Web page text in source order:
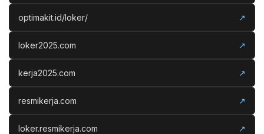
optimakit.id/loker/ ↗
loker2025.com ↗
kerja2025.com ↗
resmikerja.com ↗
loker.resmikerja.com ↗